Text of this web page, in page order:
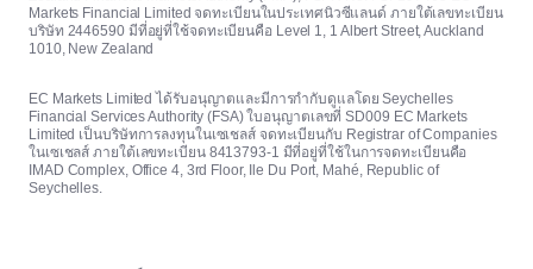
Markets Financial Limited จดทะเบียนในประเทศนิวซีแลนด์ ภายใต้เลขทะเบียน
บริษัท 2446590 มีที่อยู่ที่ใช้จดทะเบียนคือ Level 1, 1 Albert Street, Auckland
1010, New Zealand
EC Markets Limited ได้รับอนุญาตและมีการกำกับดูแลโดย Seychelles
Financial Services Authority (FSA) ใบอนุญาตเลขที่ SD009 EC Markets
Limited เป็นบริษัทการลงทุนในเซเชลส์ จดทะเบียนกับ Registrar of Companies
ในเซเชลส์ ภายใต้เลขทะเบียน 8413793-1 มีที่อยู่ที่ใช้ในการจดทะเบียนคือ
IMAD Complex, Office 4, 3rd Floor, Ile Du Port, Mahé, Republic of
Seychelles.